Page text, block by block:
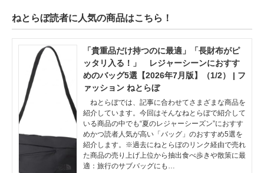
ねとらぼ読者に人気の商品はこちら！
「貴重品だけ持つのに最適」「長財布がピ
ッタリ入る！」 レジャーシーンにおすす
めのバッグ5選【2026年7月版】（1/2） | フ
ァッション ねとらぼ
ねとらぼでは、記事に合わせてさまざまな商品を
紹介しています。今回はそんなねとらぼで紹介して
いる商品の中でも“夏のレジャーシーズン”におすす
めかつ読者人気が高い「バッグ」のおすすめ5選を
紹介します。※過去にねとらぼのリンク経由で売れ
た商品の売り上げ上位から抽出食べ歩きや散策に最
適：旅行のサブバッグにも…